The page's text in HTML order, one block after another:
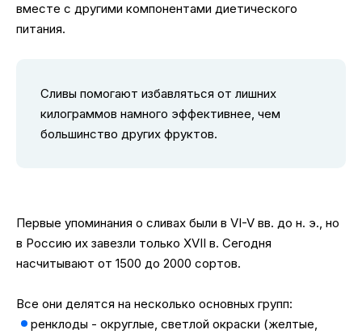
вместе с другими компонентами диетического
питания.
Сливы помогают избавляться от лишних
килограммов намного эффективнее, чем
большинство других фруктов.
Первые упоминания о сливах были в VI-V вв. до н. э., но
в Россию их завезли только XVII в. Сегодня
насчитывают от 1500 до 2000 сортов.
Все они делятся на несколько основных групп:
ренклоды - округлые, светлой окраски (желтые,